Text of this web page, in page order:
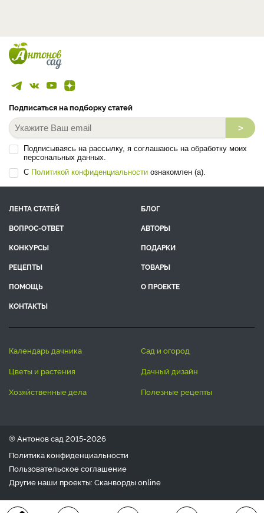
Подписаться на подборку статей
>
Подписываясь на рассылку, я соглашаюсь на обработку моих
персональных данных.
С Политикой конфиденциальности ознакомлен (а).
ЛЕНТА СТАТЕЙ
БЛОГ
ВОПРОС-ОТВЕТ
АВТОРЫ
КОНКУРСЫ
ПОДАРКИ
РЕЦЕПТЫ
ТОВАРЫ
ПОМОЩЬ
О ПРОЕКТЕ
КОНТАКТЫ
календарь дачника
сад и огород
цветы и растения
дачный дизайн
хозяйственные дела
полезные рецепты
® Антонов сад 2015-2026
Политика конфиденциальности
Пользовательское соглашение
Другие наши проекты: Сканвордыonline
Любое использование материала допускается только с